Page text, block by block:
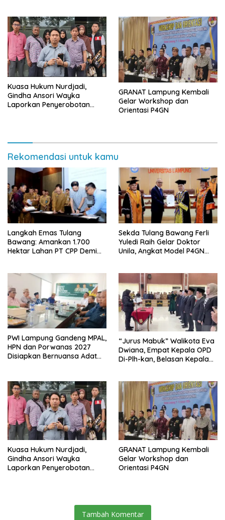
Kuasa Hukum Nurdjadi,
Gindha Ansori Wayka
Laporkan Penyerobotan
GRANAT Lampung Kembali
Gelar Workshop dan
Orientasi P4GN
Rekomendasi untuk kamu
Langkah Emas Tulang
Bawang: Amankan 1.700
Hektar Lahan PT CPP Demi
Sekda Tulang Bawang Ferli
Yuledi Raih Gelar Doktor
Unila, Angkat Model P4GN
PWI Lampung Gandeng MPAL,
HPN dan Porwanas 2027
Disiapkan Bernuansa Adat
“Jurus Mabuk” Walikota Eva
Dwiana, Empat Kepala OPD
Di-Plh-kan, Belasan Kepala
Kuasa Hukum Nurdjadi,
Gindha Ansori Wayka
Laporkan Penyerobotan
GRANAT Lampung Kembali
Gelar Workshop dan
Orientasi P4GN
Tambah Komentar